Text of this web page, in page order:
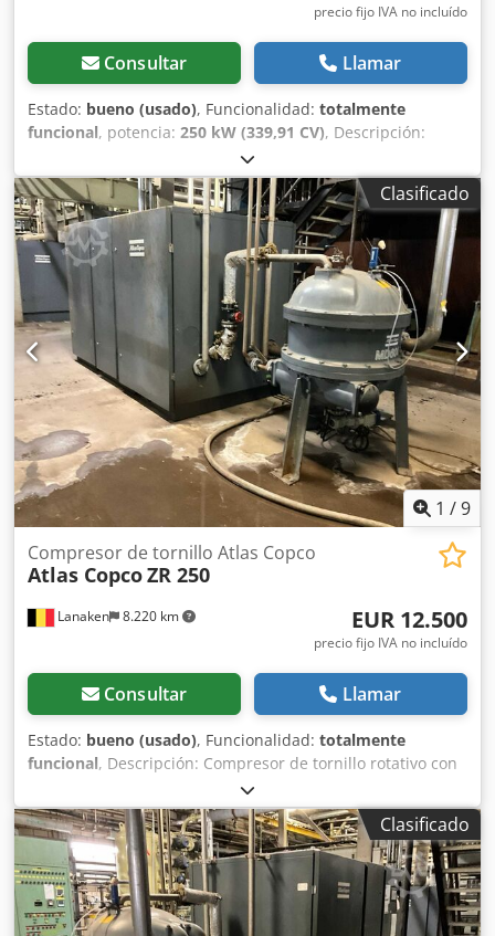
precio fijo IVA no incluído
Consultar Llamar
Estado: bueno (usado), Funcionalidad: totalmente
funcional, potencia: 250 kW (339,91 CV), Descripción:
Compresor de tornillo ZR 4-52 con secador de tambor
Dcodpfxjvyrlao Amujk Características: Capacidad 8,00 bar
Potencia 250 kW Tensión 500 V Caudal de aire l/min 634
Horas de funcionamiento en la última revisión: 50307
Clasificado
1 /9
Lanaken 8.220 km
Compresor de tornillo Atlas Copco
Atlas CopcoZR 250
EUR 12.500
precio fijo IVA no incluído
Consultar Llamar
Estado: bueno (usado), Funcionalidad: totalmente
funcional, Descripción: Compresor de tornillo rotativo con
secador de tambor ZR 250 1997 Características: Capacidad
7,50 bar Dodpfxjvyrtdo Amueck Potencia 245 kW Tensión
500 V
Clasificado